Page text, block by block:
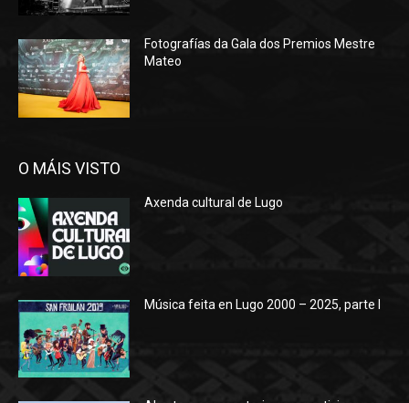
Fotografías da Gala dos Premios Mestre
Mateo
O MÁIS VISTO
Axenda cultural de Lugo
Música feita en Lugo 2000 – 2025, parte I